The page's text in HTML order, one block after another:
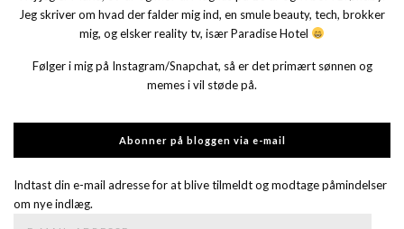
Jeg skriver om hvad der falder mig ind, en smule beauty, tech, brokker
mig, og elsker reality tv, især Paradise Hotel
Følger i mig på Instagram/Snapchat, så er det primært sønnen og
memes i vil støde på.
Abonner på bloggen via e-mail
Indtast din e-mail adresse for at blive tilmeldt og modtage påmindelser
om nye indlæg.